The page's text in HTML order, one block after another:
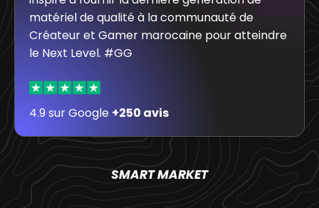
matériel de qualité à la communauté de
Créateur et Gamer marocaine pour atteindre
le Next Level. #GG
4.9 sur Google +250 avis
SMART MARKET